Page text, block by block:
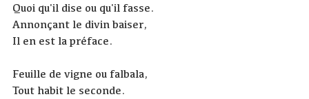
Quoi qu'il dise ou qu'il fasse.
Annonçant le divin baiser,
Il en est la préface.
Feuille de vigne ou falbala,
Tout habit le seconde.